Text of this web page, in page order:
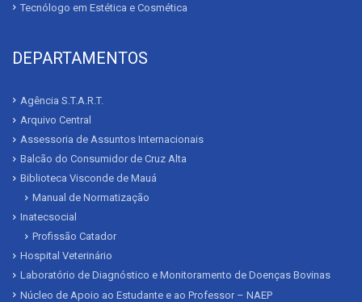
Tecnólogo em Estética e Cosmética
DEPARTAMENTOS
Agência S.T.A.R.T.
Arquivo Central
Assessoria de Assuntos Internacionais
Balcão do Consumidor de Cruz Alta
Biblioteca Visconde de Mauá
Manual de Normatização
Inatecsocial
Profissão Catador
Hospital Veterinário
Laboratório de Diagnóstico e Monitoramento de Doenças Bovinas
Núcleo de Apoio ao Estudante e ao Professor – NAEP